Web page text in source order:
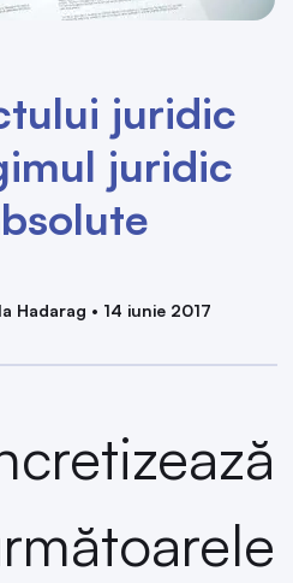
juridic
juridic
Hadarag • 14 iunie 2017